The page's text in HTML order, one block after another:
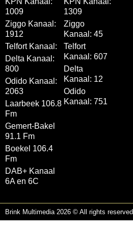
1009
Ziggo Kanaal:
1912
Telfort Kanaal:
Delta Kanaal:
800
Odido Kanaal:
2063
Laarbeek 106.8
Fm
Gemert-Bakel
91.1 Fm
Boekel 106.4
Fm
DAB+ Kanaal
6A en 6C
1309
Ziggo
Kanaal: 45
Telfort
Kanaal: 607
Delta
Kanaal: 12
Odido
Kanaal: 751
Brink Multimedia 2026 © All rights reserved